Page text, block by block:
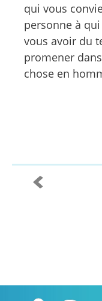
qui vous
personne à
vous avoir du
promener
chose en